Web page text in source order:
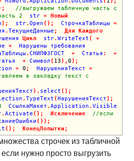
;
//выгружаем табличную часть с
2
  str
= Новый
) ;
  str
.Open ( ) ;
  СтрочкаТаблицы
=
.ТекущиеДанные ; Для
Каждого
Цикл
  str
.WriteText (
+
+
  Нарушены требования
.СНИПФЗГОСТ +
  Статья
:
+
+ Символ ( 13) ,0) ;
= 0 ;
  НарушенияТекст
=
в закладку текст с
) . select ( ) ;
.TypeText (НарушенияТекст) ;
  СсылкаМакет
.Application .
.Activate ( ) ; Исключение
//если
( ) ) ;
( ) ; КонецПопытки ;
строчек из табличной
нужно просто выгрузить